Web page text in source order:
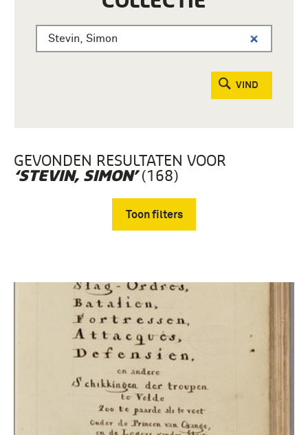
VIND
GEVONDEN RESULTATEN VOOR
‘STEVIN, SIMON’(168)
Toon filters
Oude drukken, Geheugen van Nederland (167)